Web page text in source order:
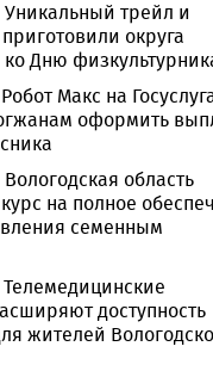
Уникальный трейл и
округа
Дню
Робот Макс на
оформить
Вологодская область
на полное
семенным
Телемедицинские
доступность
жителей